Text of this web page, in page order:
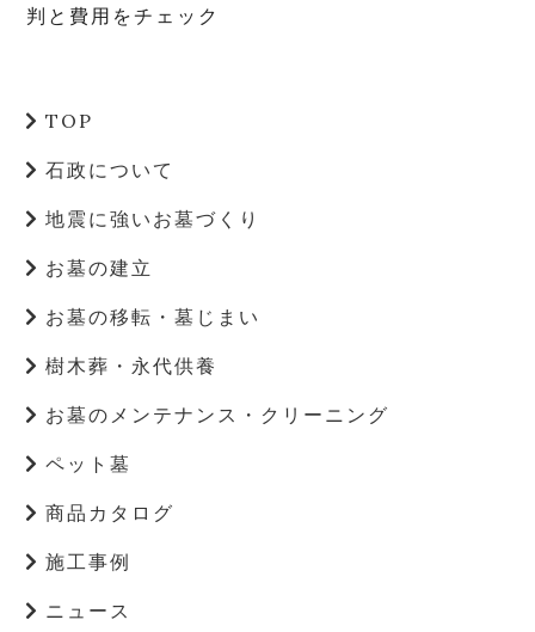
TOP
石政について
地震に強いお墓づくり
お墓の建立
お墓の移転・墓じまい
樹木葬・永代供養
お墓のメンテナンス・クリーニング
ペット墓
商品カタログ
施工事例
ニュース